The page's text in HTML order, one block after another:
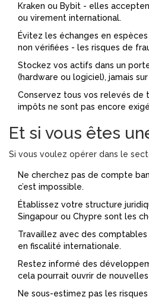
Kraken ou Bybit - elles
ou virement international.
Évitez les échanges en
non vérifiées - les risques de
Stockez vos actifs dans un
(hardware ou logiciel), jamais
Conservez tous vos relevés de
impôts ne sont pas encore
Et si vous êtes
Si vous voulez opérer dans le
Ne cherchez pas de compte
c’est impossible.
Établissez votre structure
Singapour ou Chypre sont les
Travaillez avec des
en fiscalité internationale.
Restez informé des
cela pourrait ouvrir de nouvelles
Ne sous-estimez pas les